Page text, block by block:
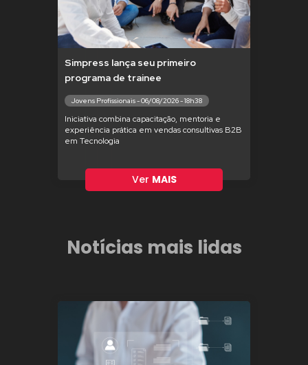
Simpress lança seu primeiro
programa de trainee
Jovens Profissionais - 06/08/2026 - 18h38
Iniciativa combina capacitação, mentoria e
experiência prática em vendas consultivas B2B
em Tecnologia
Ver MAIS
Notícias mais lidas